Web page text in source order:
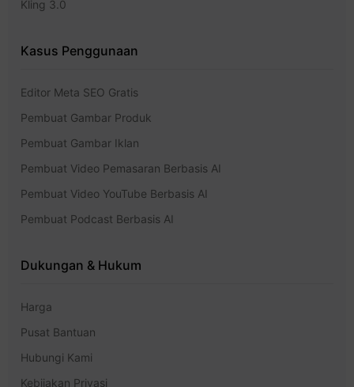
Kling 3.0
Kasus Penggunaan
Editor Meta SEO Gratis
Pembuat Gambar Produk
Pembuat Gambar Iklan
Pembuat Video Pemasaran Berbasis AI
Pembuat Video YouTube Berbasis AI
Pembuat Podcast Berbasis AI
Dukungan & Hukum
Harga
Pusat Bantuan
Hubungi Kami
Kebijakan Privasi